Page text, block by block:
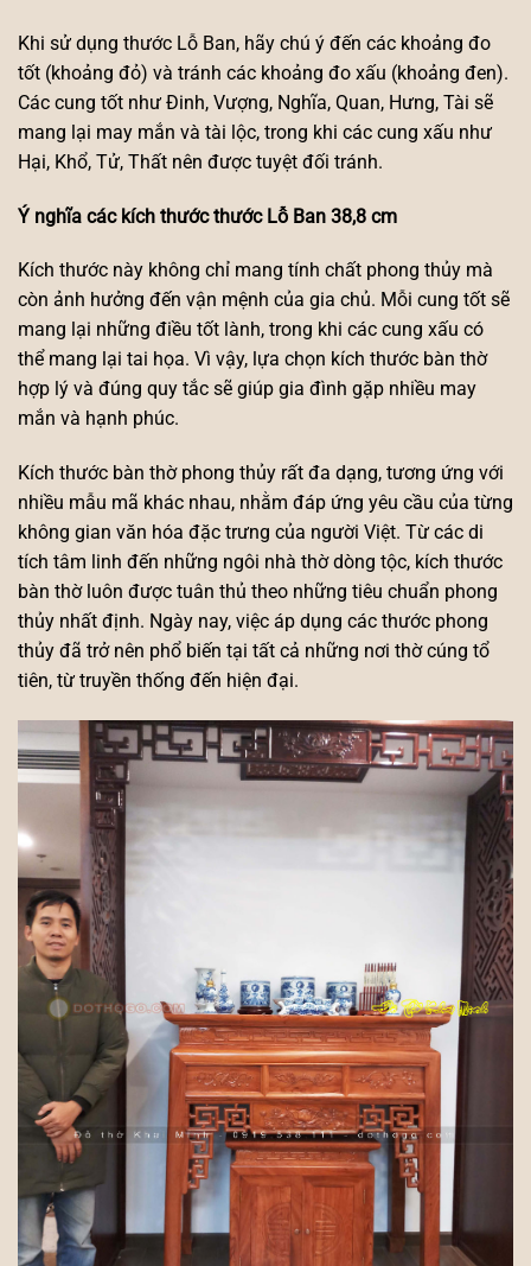
Khi sử dụng thước Lỗ Ban, hãy chú ý đến các khoảng đo
tốt (khoảng đỏ) và tránh các khoảng đo xấu (khoảng đen).
Các cung tốt như Đinh, Vượng, Nghĩa, Quan, Hưng, Tài sẽ
mang lại may mắn và tài lộc, trong khi các cung xấu như
Hại, Khổ, Tử, Thất nên được tuyệt đối tránh.
Ý nghĩa các kích thước thước Lỗ Ban 38,8 cm
Kích thước này không chỉ mang tính chất phong thủy mà
còn ảnh hưởng đến vận mệnh của gia chủ. Mỗi cung tốt sẽ
mang lại những điều tốt lành, trong khi các cung xấu có
thể mang lại tai họa. Vì vậy, lựa chọn kích thước bàn thờ
hợp lý và đúng quy tắc sẽ giúp gia đình gặp nhiều may
mắn và hạnh phúc.
Kích thước bàn thờ phong thủy rất đa dạng, tương ứng với
nhiều mẫu mã khác nhau, nhằm đáp ứng yêu cầu của từng
không gian văn hóa đặc trưng của người Việt. Từ các di
tích tâm linh đến những ngôi nhà thờ dòng tộc, kích thước
bàn thờ luôn được tuân thủ theo những tiêu chuẩn phong
thủy nhất định. Ngày nay, việc áp dụng các thước phong
thủy đã trở nên phổ biến tại tất cả những nơi thờ cúng tổ
tiên, từ truyền thống đến hiện đại.